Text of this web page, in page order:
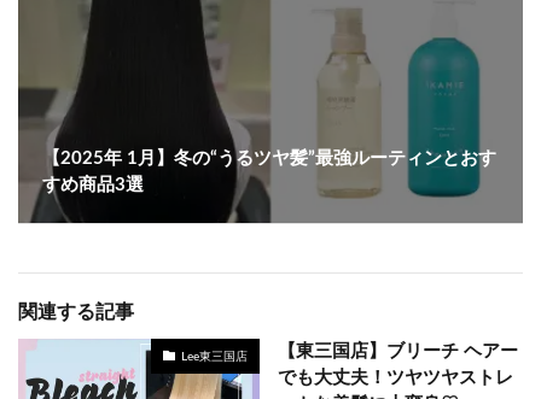
【2025年 1月】冬の“うるツヤ髪”最強ルーティンとおす
すめ商品3選
関連する記事
Lee東三国店
【東三国店】ブリーチ ヘアー
でも大丈夫！ツヤツヤストレ